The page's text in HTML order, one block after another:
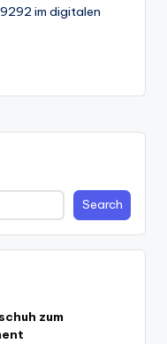
im digitalen
Search
zum